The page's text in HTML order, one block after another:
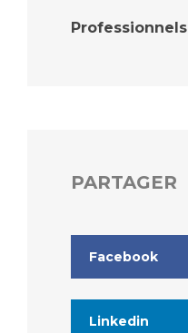
Professionnels
PARTAGER
Facebook
Linkedin